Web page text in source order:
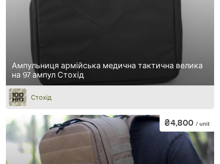
Ампульниця армійська медична тактична велика
на 97 ампул Стохід
Стохід
₴4,800 / unit